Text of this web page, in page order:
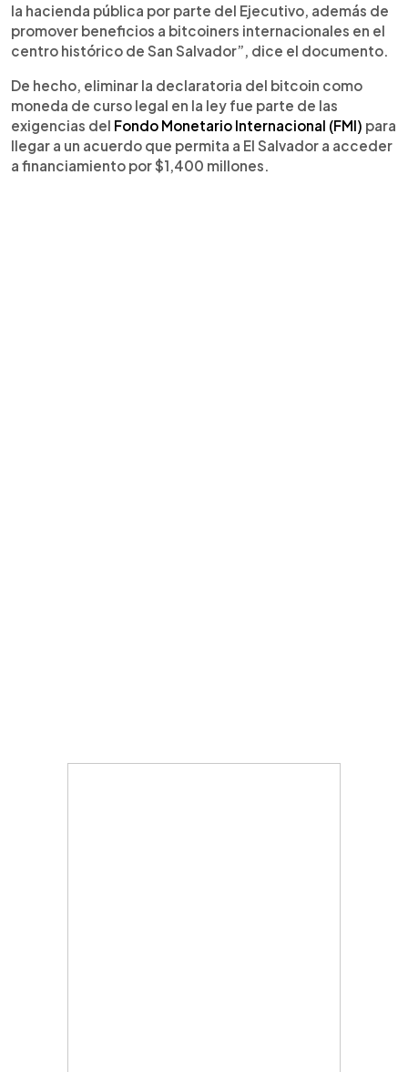
la hacienda pública por parte del Ejecutivo, además de
promover beneficios a bitcoiners internacionales en el
centro histórico de San Salvador”, dice el documento.
De hecho, eliminar la declaratoria del bitcoin como
moneda de curso legal en la ley fue parte de las
exigencias del Fondo Monetario Internacional (FMI) para
llegar a un acuerdo que permita a El Salvador a acceder
a financiamiento por $1,400 millones.